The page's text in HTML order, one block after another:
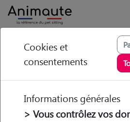
Animaute Pays-de-la-Loire Maine-et-
à
Cookies et
consentements
Informations générales
> Vous contrôlez vos